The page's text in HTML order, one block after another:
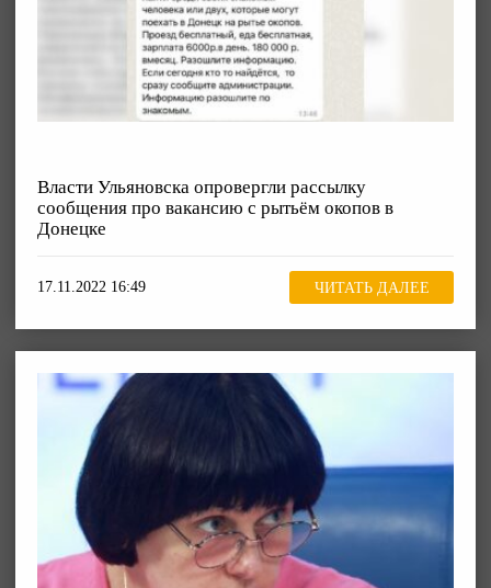
Власти Ульяновска опровергли рассылку
сообщения про вакансию с рытьём окопов в
Донецке
17.11.2022 16:49 ЧИТАТЬ ДАЛЕЕ